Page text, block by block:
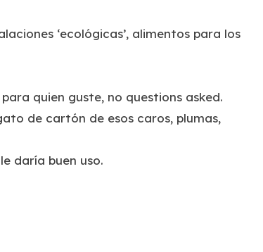
‘ecológicas’, alimentos para los
quien guste, no questions asked.
de cartón de esos caros, plumas,
daría buen uso.